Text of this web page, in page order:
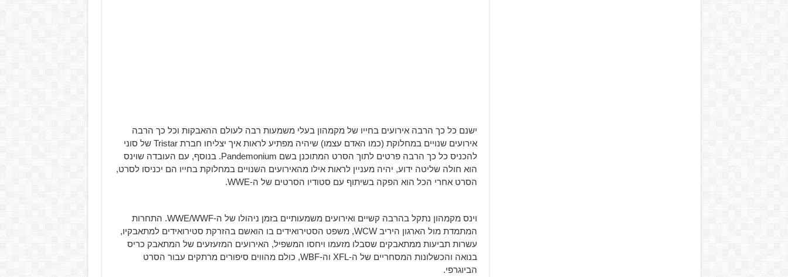
ישנם כל כך הרבה אירועים בחייו של מקמהון בעלי משמעות רבה לעולם ההאבקות וכל כך הרבה
אירועים שנויים במחלוקת (כמו האדם עצמו) שיהיה מפתיע לראות איך יצליחו חברת Tristar של סוני
להכניס כל כך הרבה פרטים לתוך הסרט המתוכנן בשם Pandemonium. בנוסף, עם העובדה שוינס
הוא חולה שליטה ידוע, יהיה מעניין לראות אילו מהאירועים השנויים במחלוקת בחייו הם יכניסו לסרט,
הסרט אחרי הכל הוא הפקה בשיתוף עם סטודיו הסרטים של ה-WWE.
וינס מקמהון נתקל בהרבה קשיים ואירועים משמעותיים בזמן ניהולו של ה-WWE/WWF. התחרות
המתמדת מול הארגון היריב WCW, משפט הסטירואידים בו הואשם בהזרקת סטירואידים למתאבקיו,
עשרות תביעות ממתאבקים שסבלו מזעמו ויחסו המשפיל, האירועים המזעזעים של המתאבק כריס
בנואה והכשלונות המסחריים של ה-XFL וה-WBF, כולם מהווים סיפורים מרתקים עבור הסרט
הביוגרפי.